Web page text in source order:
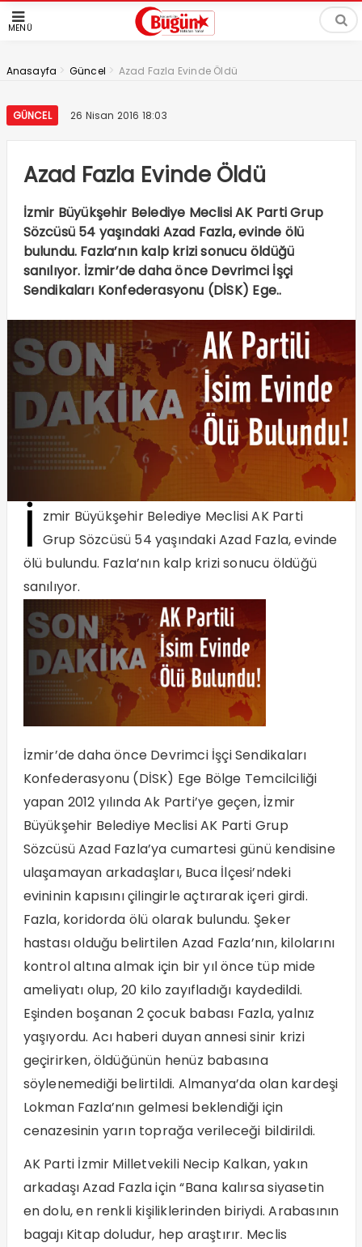
MENÜ
Anasayfa > Güncel > Azad Fazla Evinde Öldü
GÜNCEL 26 Nisan 2016 18:03
Azad Fazla Evinde Öldü
İzmir Büyükşehir Belediye Meclisi AK Parti Grup
Sözcüsü 54 yaşındaki Azad Fazla, evinde ölü
bulundu. Fazla’nın kalp krizi sonucu öldüğü
sanılıyor. İzmir’de daha önce Devrimci İşçi
Sendikaları Konfederasyonu (DİSK) Ege..
İ zmir Büyükşehir Belediye Meclisi AK Parti
Grup Sözcüsü 54 yaşındaki Azad Fazla, evinde
ölü bulundu. Fazla’nın kalp krizi sonucu öldüğü
sanılıyor.
İzmir’de daha önce Devrimci İşçi Sendikaları
Konfederasyonu (DİSK) Ege Bölge Temcilciliği
yapan 2012 yılında Ak Parti’ye geçen, İzmir
Büyükşehir Belediye Meclisi AK Parti Grup
Sözcüsü Azad Fazla’ya cumartesi günü kendisine
ulaşamayan arkadaşları, Buca İlçesi’ndeki
evininin kapısını çilingirle açtırarak içeri girdi.
Fazla, koridorda ölü olarak bulundu. Şeker
hastası olduğu belirtilen Azad Fazla’nın, kilolarını
kontrol altına almak için bir yıl önce tüp mide
ameliyatı olup, 20 kilo zayıfladığı kaydedildi.
Eşinden boşanan 2 çocuk babası Fazla, yalnız
yaşıyordu. Acı haberi duyan annesi sinir krizi
geçirirken, öldüğünün henüz babasına
söylenemediği belirtildi. Almanya’da olan kardeşi
Lokman Fazla’nın gelmesi beklendiği için
cenazesinin yarın toprağa verileceği bildirildi.
AK Parti İzmir Milletvekili Necip Kalkan, yakın
arkadaşı Azad Fazla için “Bana kalırsa siyasetin
en dolu, en renkli kişiliklerinden biriydi. Arabasının
bagajı Kitap doludur, hep araştırır. Meclis